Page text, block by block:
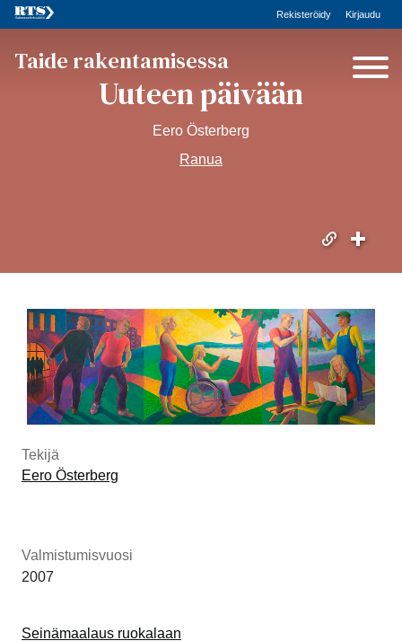
Rekisteröidy Kirjaudu
Taide rakentamisessa
Uuteen päivään
Eero Österberg
Ranua
Tekijä
Eero Österberg
Valmistumisvuosi
2007
Seinämaalaus ruokalaan